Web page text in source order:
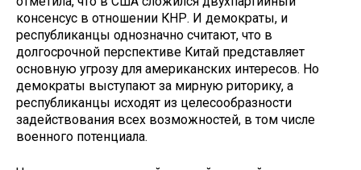
консенсус в отношении КНР. И демократы, и
республиканцы однозначно считают, что в
долгосрочной перспективе Китай представляет
основную угрозу для американских интересов. Но
демократы выступают за мирную риторику, а
республиканцы исходят из целесообразности
задействования всех возможностей, в том числе
военного потенциала.